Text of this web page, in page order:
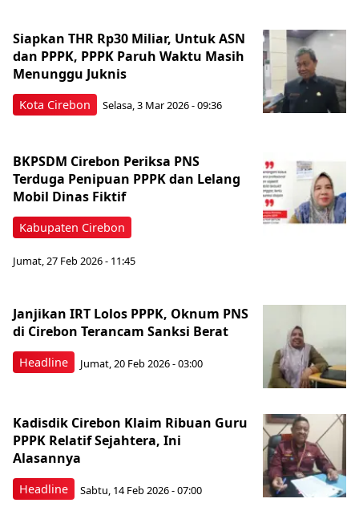
Kota Cirebon
Siapkan THR Rp30 Miliar, Untuk ASN
dan PPPK, PPPK Paruh Waktu Masih
Menunggu Juknis
Selasa, 3 Mar 2026 - 09:36
Kabupaten Cirebon
BKPSDM Cirebon Periksa PNS
Terduga Penipuan PPPK dan Lelang
Mobil Dinas Fiktif
Jumat, 27 Feb 2026 - 11:45
Headline
Janjikan IRT Lolos PPPK, Oknum PNS
di Cirebon Terancam Sanksi Berat
Jumat, 20 Feb 2026 - 03:00
Headline
Kadisdik Cirebon Klaim Ribuan Guru
PPPK Relatif Sejahtera, Ini
Alasannya
Sabtu, 14 Feb 2026 - 07:00